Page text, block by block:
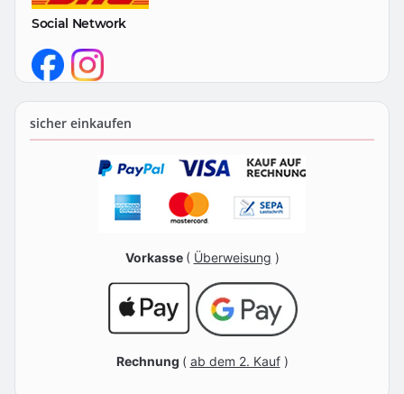
Social Network
sicher einkaufen
Vorkasse ( Überweisung )
Rechnung ( ab dem 2. Kauf)